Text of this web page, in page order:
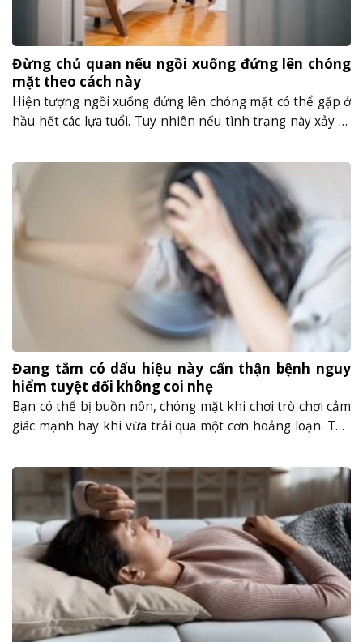
Đừng chủ quan nếu ngồi xuống đứng lên chóng
mặt theo cách này
Hiện tượng ngồi xuống đứng lên chóng mặt có thể gặp ở
hầu hết các lựa tuổi. Tuy nhiên nếu tình trạng này xảy ra
nguy hiểm với sức khỏe của chúng ta. Vậy ngồi xuống
đứng lên chóng mặt là cảnh báo......
Đang tắm có dấu hiệu này cẩn thận bệnh nguy
hiểm tuyệt đối không coi nhẹ
Bạn có thể bị buồn nôn, chóng mặt khi chơi trò chơi cảm
giác mạnh hay khi vừa trải qua một cơn hoảng loạn. Thế
cả lúc chúng ta đang tắm. Lúc này bạn tuyệt đối không
được chủ quan vì đây có thể......